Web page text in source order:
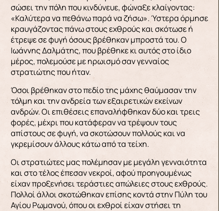
σώσει την πόλη που κινδύνευε, φώναξε κλαίγοντας:
«Καλύτερα να πεθάνω παρά να ζήσω». Ύστερα όρμησε
κραυγάζοντας πάνω στους εχθρούς και σκότωσε ή
έτρεψε σε φυγή όσους βρέ­θηκαν μπροστά του. Ο
Ιωάννης Δαλμάτης, που βρέθηκε κι αυτός στο ίδιο
μέρος, πολεμούσε με ηρωισμό σαν γενναίος
στρατιώτης που ήταν.
Ό­σοι βρέθηκαν στο πεδίο της μάχης θαύμασαν την
τόλμη και την ανδρεία των εξαιρετικών εκείνων
ανδρών. Οι επιθέσεις επαναλήφθηκαν δύο και τρεις
φορές, μέχρι που κατάφεραν να τρέψουν τους
απίστους σε φυγή, να σκοτώσουν πολλούς και να
γκρεμίσουν άλλους κάτω από τα τείχη.
Οι στρατιώτες μας πολέμησαν με μεγάλη γενναιότητα
και στο τέλος έπεσαν νεκροί, αφού προηγουμένως
είχαν προξενήσει τεράστιες απώλειες στους ε­χθρούς.
Πολλοί άλλοι σκοτώθηκαν επίσης κοντά στην Πύλη του
Αγίου Ρωμανού, όπου οι εχθροί είχαν στήσει τη